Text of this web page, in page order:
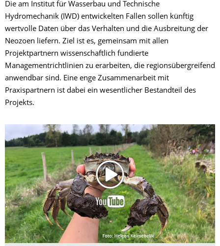
Die am Institut für Wasserbau und Technische
Hydromechanik (IWD) entwickelten Fallen sollen künftig
wertvolle Daten über das Verhalten und die Ausbreitung der
Neozoen liefern. Ziel ist es, gemeinsam mit allen
Projektpartnern wissenschaftlich fundierte
Managementrichtlinien zu erarbeiten, die regionsübergreifend
anwendbar sind. Eine enge Zusammenarbeit mit
Praxispartnern ist dabei ein wesentlicher Bestandteil des
Projekts.